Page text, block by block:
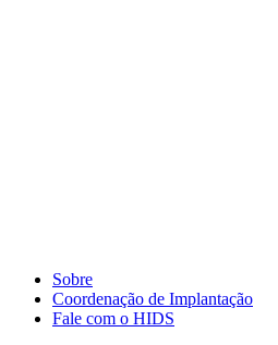
Sobre
Coordenação de Implantação
Fale com o HIDS